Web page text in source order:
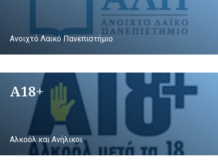
Ανοιχτό Λαικό Πανεπιστήμιο
A18+
Αλκοόλ και Ανήλικοι